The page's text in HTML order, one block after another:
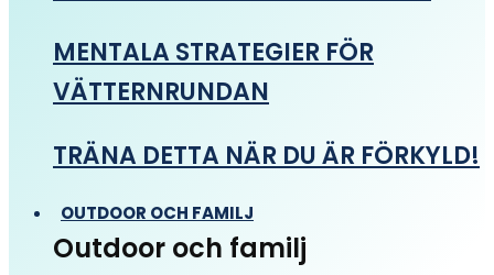
MENTALA STRATEGIER FÖR
VÄTTERNRUNDAN
TRÄNA DETTA NÄR DU ÄR FÖRKYLD!
OUTDOOR OCH FAMILJ
Outdoor och familj